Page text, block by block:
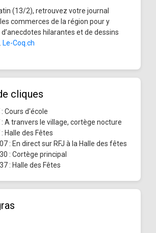
(13/2), retrouvez votre journal
commerces de la région pour y
hilarantes et de dessins
Le-Coq.ch
cliques
Cours d'école
A tranvers le village, cortège nocture
Halle des Fêtes
: En direct sur RFJ à la Halle des fêtes
: Cortège principal
: Halle des Fêtes